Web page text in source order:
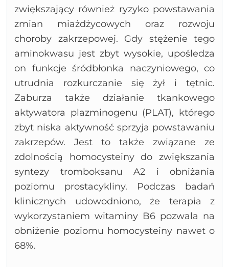
zwiększający również ryzyko powstawania
zmian miażdżycowych oraz rozwoju
choroby zakrzepowej. Gdy stężenie tego
aminokwasu jest zbyt wysokie, upośledza
on funkcje śródbłonka naczyniowego, co
utrudnia rozkurczanie się żył i tętnic.
Zaburza także działanie tkankowego
aktywatora plazminogenu (PLAT), którego
zbyt niska aktywność sprzyja powstawaniu
zakrzepów. Jest to także związane ze
zdolnością homocysteiny do zwiększania
syntezy tromboksanu A2 i obniżania
poziomu prostacykliny. Podczas badań
klinicznych udowodniono, że terapia z
wykorzystaniem witaminy B6 pozwala na
obniżenie poziomu homocysteiny nawet o
68%.